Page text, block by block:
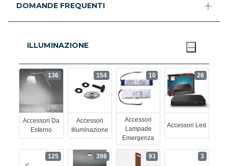
DOMANDE FREQUENTI
ILLUMINAZIONE
Accessori Da
Esterno
136
Accessori
Illuminazione
154
Accessori
Lampade
Emergenza
10
Accessori Led
26
125 398 93 3